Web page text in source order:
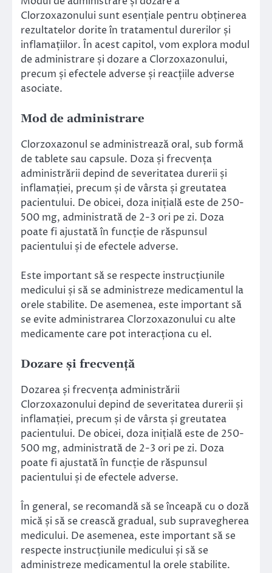
Clorzoxazonului sunt esențiale pentru obținerea
rezultatelor dorite în tratamentul durerilor și
inflamațiilor. În acest capitol, vom explora modul
de administrare și dozare a Clorzoxazonului,
precum și efectele adverse și reacțiile adverse
asociate.
Mod de administrare
Clorzoxazonul se administrează oral, sub formă
de tablete sau capsule. Doza și frecvența
administrării depind de severitatea durerii și
inflamației, precum și de vârsta și greutatea
pacientului. De obicei, doza inițială este de 250-
500 mg, administrată de 2-3 ori pe zi. Doza
poate fi ajustată în funcție de răspunsul
pacientului și de efectele adverse.
Este important să se respecte instrucțiunile
medicului și să se administreze medicamentul la
orele stabilite. De asemenea, este important să
se evite administrarea Clorzoxazonului cu alte
medicamente care pot interacționa cu el.
Dozare și frecvență
Dozarea și frecvența administrării
Clorzoxazonului depind de severitatea durerii și
inflamației, precum și de vârsta și greutatea
pacientului. De obicei, doza inițială este de 250-
500 mg, administrată de 2-3 ori pe zi. Doza
poate fi ajustată în funcție de răspunsul
pacientului și de efectele adverse.
În general, se recomandă să se înceapă cu o doză
mică și să se crească gradual, sub supravegherea
medicului. De asemenea, este important să se
respecte instrucțiunile medicului și să se
administreze medicamentul la orele stabilite.